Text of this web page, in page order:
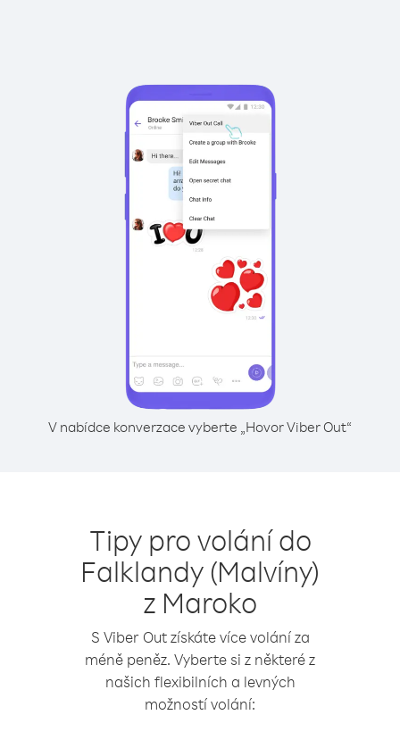
V nabídce konverzace vyberte „Hovor Viber Out“
Tipy pro volání do
Falklandy (Malvíny)
z Maroko
S Viber Out získáte více volání za
méně peněz. Vyberte si z některé z
našich flexibilních a levných
možností volání: